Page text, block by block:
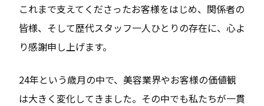
これまで支えてくださったお客様をはじめ、関係者の
皆様、そして歴代スタッフ一人ひとりの存在に、心よ
り感謝申し上げます。
24年という歳月の中で、美容業界やお客様の価値観
は大きく変化してきました。その中でも私たちが一貫